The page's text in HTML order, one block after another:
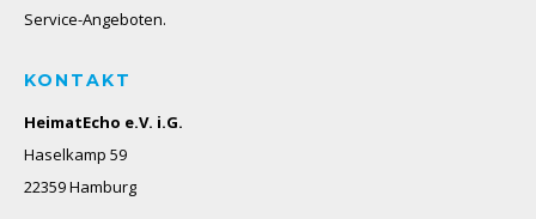
Service-Angeboten.
KONTAKT
HeimatEcho e.V. i.G.
Haselkamp 59
22359 Hamburg